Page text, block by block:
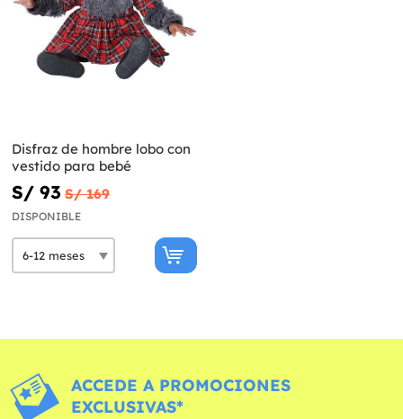
Disfraz de hombre lobo con
vestido para bebé
S/ 93 S/ 169
DISPONIBLE
ACCEDE A PROMOCIONES
EXCLUSIVAS*